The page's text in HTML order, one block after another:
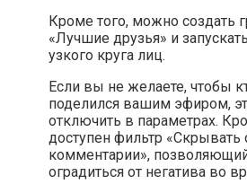
Кроме того, можно создать
«Лучшие друзья» и
узкого круга лиц.
Если вы не желаете, чтобы
поделился вашим эфиром,
отключить в параметрах.
доступен фильтр «Скрывать
комментарии»,
оградиться от негатива во